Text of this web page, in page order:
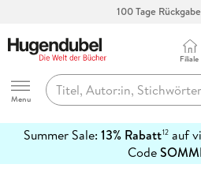
100 Tage
Hugendubel
Menu
Filiale
Summer Sale: 13% Rabatt12auf
Code
erfahren